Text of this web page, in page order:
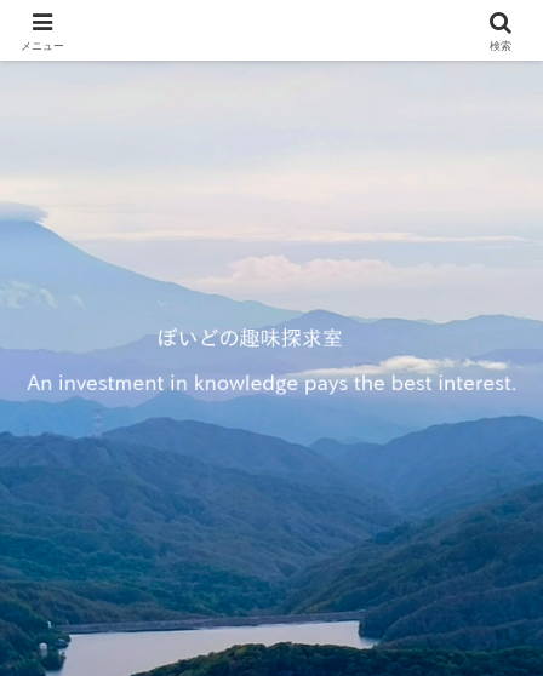
メニュー 検索